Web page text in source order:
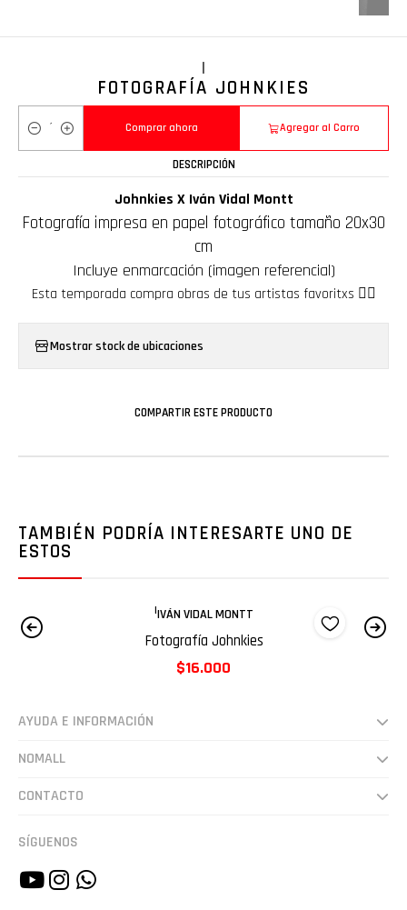
|
FOTOGRAFÍA JOHNKIES
Cantidad
Agregar al Carro
Comprar ahora
DESCRIPCIÓN
Johnkies X Iván Vidal Montt
Fotografía impresa en papel fotográfico tamaño 20x30
cm
Incluye enmarcación (imagen referencial)
Esta temporada compra obras de tus artistas favoritxs ❤️‍🔥
Mostrar stock de ubicaciones
COMPARTIR ESTE PRODUCTO
TAMBIÉN PODRÍA INTERESARTE UNO DE
ESTOS
|IVÁN VIDAL MONTT
Fotografía Johnkies
$16.000
AYUDA E INFORMACIÓN
Despachos
NOMALL
Somos
Vende en NoMall.cl
Estudio Lucha 🔥
CONTACTO
SÍGUENOS